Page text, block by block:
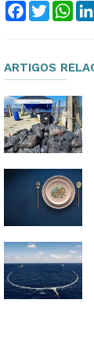
Facebook
Twitter
ARTIGOS